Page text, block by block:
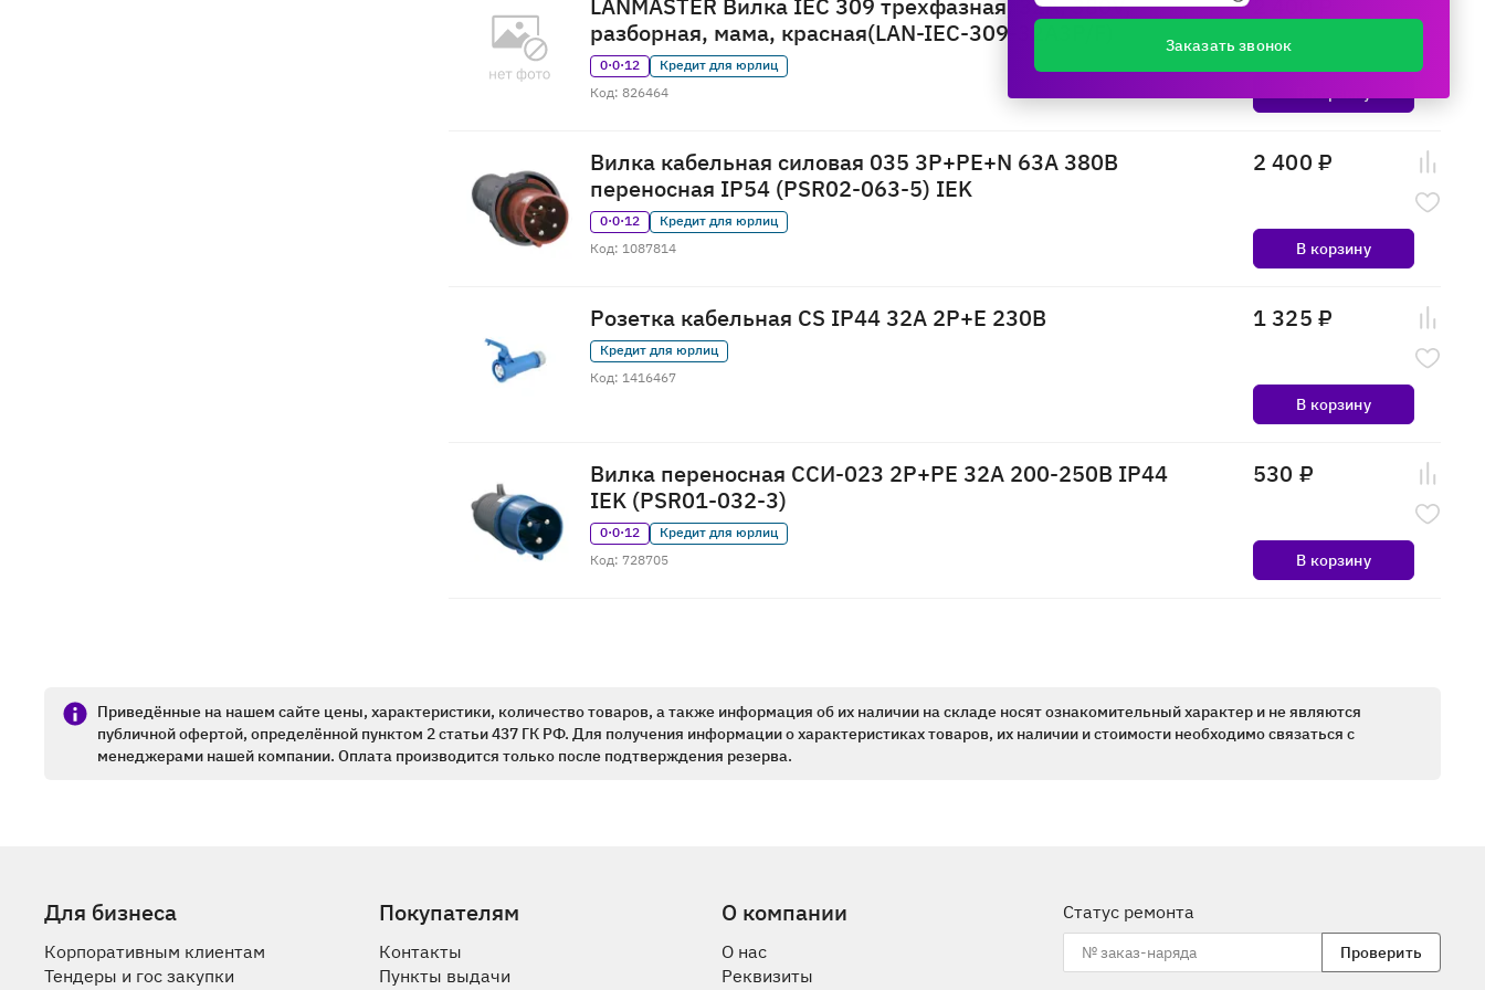
разборная, мама, красная(LAN-IEC-309-32A3P/F)
0·0·12
Кредит для юрлиц
Код: 826464
Вилка кабельная силовая 035 3Р+РЕ+N 63А 380В
переносная IP54 (PSR02-063-5) IEK
0·0·12
Кредит для юрлиц
Код: 1087814
2 400 ₽
В корзину
Розетка кабельная CS IP44 32A 2P+E 230В
Кредит для юрлиц
Код: 1416467
1 325 ₽
В корзину
Вилка переносная ССИ-023 2P+PE 32А 200-250В IP44
IEK (PSR01-032-3)
0·0·12
Кредит для юрлиц
Код: 728705
530 ₽
В корзину
Приведённые на нашем сайте цены, характеристики, количество товаров, а также информация об их наличии на складе носят ознакомительный характер и не являются
публичной офертой, определённой пунктом 2 статьи 437 ГК РФ. Для получения информации о характеристиках товаров, их наличии и стоимости необходимо связаться с
менеджерами нашей компании. Оплата производится только после подтверждения резерва.
Для бизнеса
Корпоративным клиентам
Тендеры и гос закупки
Покупателям
Контакты
Пункты выдачи
О компании
О нас
Реквизиты
Статус ремонта
Проверить
Заказать звонок